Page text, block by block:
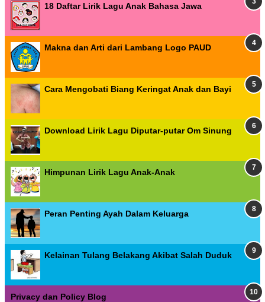
18 Daftar Lirik Lagu Anak Bahasa Jawa
Makna dan Arti dari Lambang Logo PAUD
Cara Mengobati Biang Keringat Anak dan Bayi
Download Lirik Lagu Diputar-putar Om Sinung
Himpunan Lirik Lagu Anak-Anak
Peran Penting Ayah Dalam Keluarga
Kelainan Tulang Belakang Akibat Salah Duduk
Privacy dan Policy Blog